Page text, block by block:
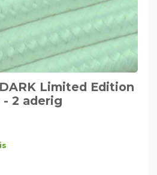
Limited Edition
2 aderig